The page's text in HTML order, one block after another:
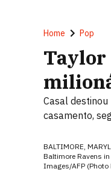
Home Pop
Taylor
Casal
casamento,
BALTIMORE,
Baltimore Ravens
Images/AFP (Photo